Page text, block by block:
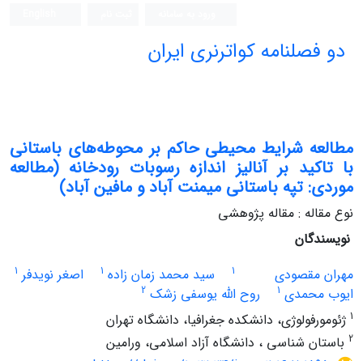
دو فصلنامه کواترنری ایران
مطالعه شرایط محیطی حاکم بر محوطه‌های باستانی
با تاکید بر آنالیز اندازه رسوبات رودخانه (مطالعه
موردی: تپه باستانی میمنت آباد و مافین آباد)
نوع مقاله : مقاله پژوهشی
نویسندگان
مهران مقصودی
1 سید محمد زمان زاده 1 اصغر نویدفر 1
ایوب محمدی 1 روح الله یوسفی زشک 2
1 ژئومورفولوژی، دانشکده جغرافیا، دانشگاه تهران
2 باستان شناسی ، دانشگاه آزاد اسلامی، ورامین